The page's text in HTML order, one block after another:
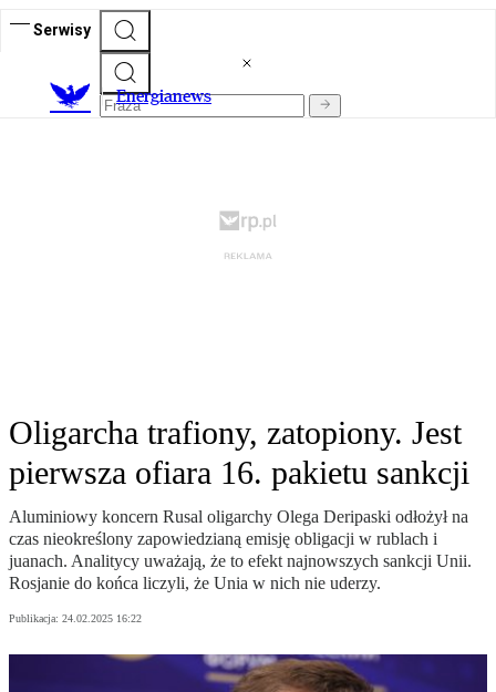
Serwisy
Energianews
Oligarcha trafiony, zatopiony. Jest
pierwsza ofiara 16. pakietu sankcji
Aluminiowy koncern Rusal oligarchy Olega Deripaski odłożył na
czas nieokreślony zapowiedzianą emisję obligacji w rublach i
juanach. Analitycy uważają, że to efekt najnowszych sankcji Unii.
Rosjanie do końca liczyli, że Unia w nich nie uderzy.
Publikacja: 24.02.2025 16:22